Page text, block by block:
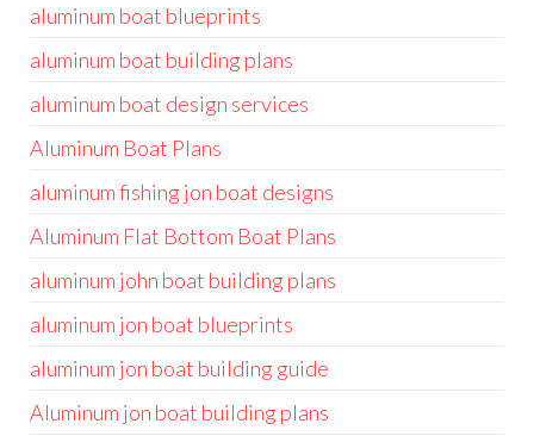
aluminum boat blueprints
aluminum boat building plans
aluminum boat design services
Aluminum Boat Plans
aluminum fishing jon boat designs
Aluminum Flat Bottom Boat Plans
aluminum john boat building plans
aluminum jon boat blueprints
aluminum jon boat building guide
Aluminum jon boat building plans